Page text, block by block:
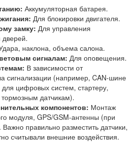
Аккумуляторная батарея.
Для блокировки двигателя.
замку: Для управления
наклона, объема салона.
сигналам: Для оповещения.
В зависимости от
сигнализации (например, CAN-шине
цифровых систем, стартеру,
тормозным датчикам).
компонентов: Монтаж
модуля, GPS/GSM-антенны (при
правильно разместить датчики,
считывали внешние воздействия.